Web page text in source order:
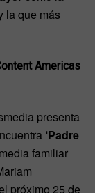
la que más
Americas
presenta
‘Padre
familiar
próximo 25 de